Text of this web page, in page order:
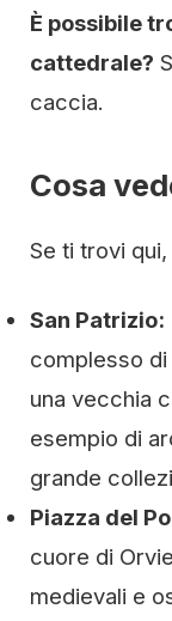
È possibile
cattedrale?
caccia.
Cosa
Se ti trovi
San Patrizio:
complesso
una vecchia
esempio di
grande
Piazza del
cuore di
medievali e